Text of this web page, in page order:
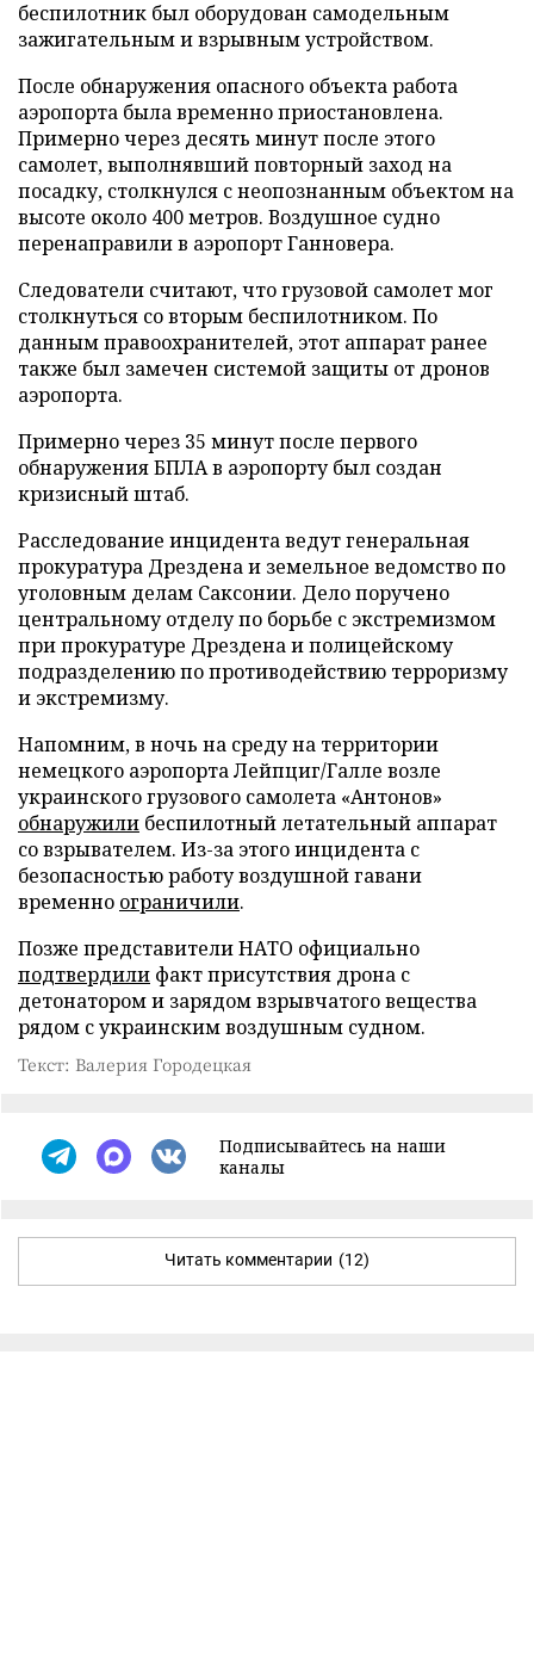
беспилотник был оборудован самодельным
зажигательным и взрывным устройством.
После обнаружения опасного объекта работа
аэропорта была временно приостановлена.
Примерно через десять минут после этого
самолет, выполнявший повторный заход на
посадку, столкнулся с неопознанным объектом на
высоте около 400 метров. Воздушное судно
перенаправили в аэропорт Ганновера.
Следователи считают, что грузовой самолет мог
столкнуться со вторым беспилотником. По
данным правоохранителей, этот аппарат ранее
также был замечен системой защиты от дронов
аэропорта.
Примерно через 35 минут после первого
обнаружения БПЛА в аэропорту был создан
кризисный штаб.
Расследование инцидента ведут генеральная
прокуратура Дрездена и земельное ведомство по
уголовным делам Саксонии. Дело поручено
центральному отделу по борьбе с экстремизмом
при прокуратуре Дрездена и полицейскому
подразделению по противодействию терроризму
и экстремизму.
Напомним, в ночь на среду на территории
немецкого аэропорта Лейпциг/Галле возле
украинского грузового самолета «Антонов»
обнаружили беспилотный летательный аппарат
со взрывателем. Из-за этого инцидента с
безопасностью работу воздушной гавани
временно ограничили.
Позже представители НАТО официально
подтвердили факт присутствия дрона с
детонатором и зарядом взрывчатого вещества
рядом с украинским воздушным судном.
Текст: Валерия Городецкая
Подписывайтесь на наши
каналы
Читать комментарии (12)